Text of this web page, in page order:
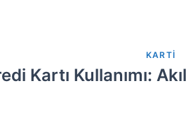
KARTI
Kartı Kullanımı: